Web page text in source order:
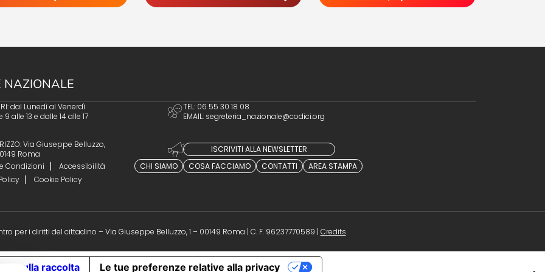
NAZIONALE
dal Lunedì al Venerdì
9 alle 13 e dalle 14 alle 17
TEL: 06 55 30 18 08
EMAIL: segreteria_nazionale@codici.org
Via Giuseppe Belluzzo,
Roma
ISCRIVITI ALLA NEWSLETTER
Condizioni
Accessibilità
Cookie Policy
CHI SIAMO COSA FACCIAMO CONTATTI AREA STAMPA
per i diritti del cittadino – Via Giuseppe Belluzzo, 1 – 00149 Roma | C. F. 96237770589 | Credits(opens in a new tab)
sulla raccolta Le tue preferenze relative alla privacy